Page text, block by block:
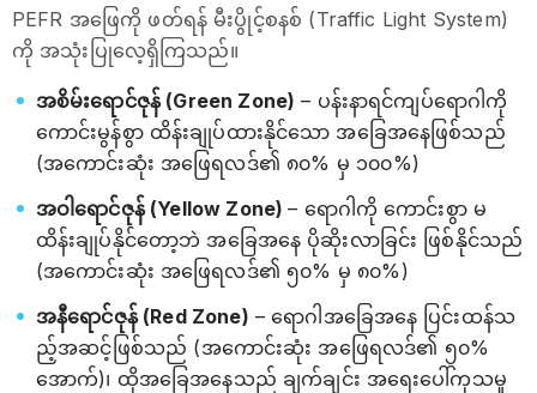
PEFR အဖြေကို ဖတ်ရန် မီးပွိုင့်စနစ် (Traffic Light System)
ကို အသုံးပြုလေ့ရှိကြသည်။
အစိမ်းရောင်ဇုန် (Green Zone) – ပန်းနာရင်ကျပ်ရောဂါကို
ကောင်းမွန်စွာ ထိန်းချုပ်ထားနိုင်သော အခြေအနေဖြစ်သည်
(အကောင်းဆုံး အဖြေရလဒ်၏ ၈၀% မှ ၁၀၀%)
အဝါရောင်ဇုန် (Yellow Zone)– ရောဂါကို ကောင်းစွာ မ
ထိန်းချုပ်နိုင်တော့ဘဲ အခြေအနေ ပိုဆိုးလာခြင်း ဖြစ်နိုင်သည်
(အကောင်းဆုံး အဖြေရလဒ်၏ ၅၀% မှ ၈၀%)
အနီရောင်ဇုန် (Red Zone) – ရောဂါအခြေအနေ ပြင်းထန်သ
ည့်အဆင့်ဖြစ်သည် (အကောင်းဆုံး အဖြေရလဒ်၏ ၅၀%
အောက်)၊ ထိုအခြေအနေသည် ချက်ချင်း အရေးပေါ်ကုသမှု